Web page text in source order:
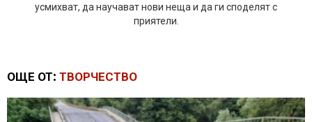
усмихват, да научават нови неща и да ги споделят с
приятели.
ОЩЕ ОТ: ТВОРЧЕСТВО